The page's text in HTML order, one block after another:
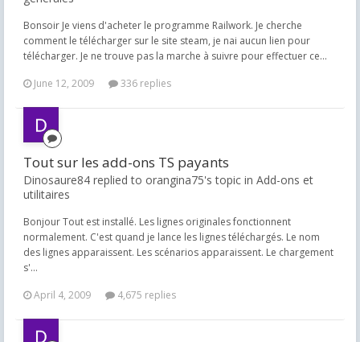
Bonsoir Je viens d'acheter le programme Railwork. Je cherche
comment le télécharger sur le site steam, je nai aucun lien pour
télécharger. Je ne trouve pas la marche à suivre pour effectuer ce...
June 12, 2009
336 replies
Tout sur les add-ons TS payants
Dinosaure84 replied to orangina75's topic in Add-ons et
utilitaires
Bonjour Tout est installé. Les lignes originales fonctionnent
normalement. C'est quand je lance les lignes téléchargés. Le nom
des lignes apparaissent. Les scénarios apparaissent. Le chargement
s'...
April 4, 2009
4,675 replies